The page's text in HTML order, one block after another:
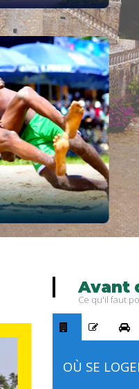
Région de Kara
Superficie :
km2
Population :
Chef-lieu :
Kara
Nombre de ville :
Nombre de site :
Avant
Ce qu'il faut
OÙ SE